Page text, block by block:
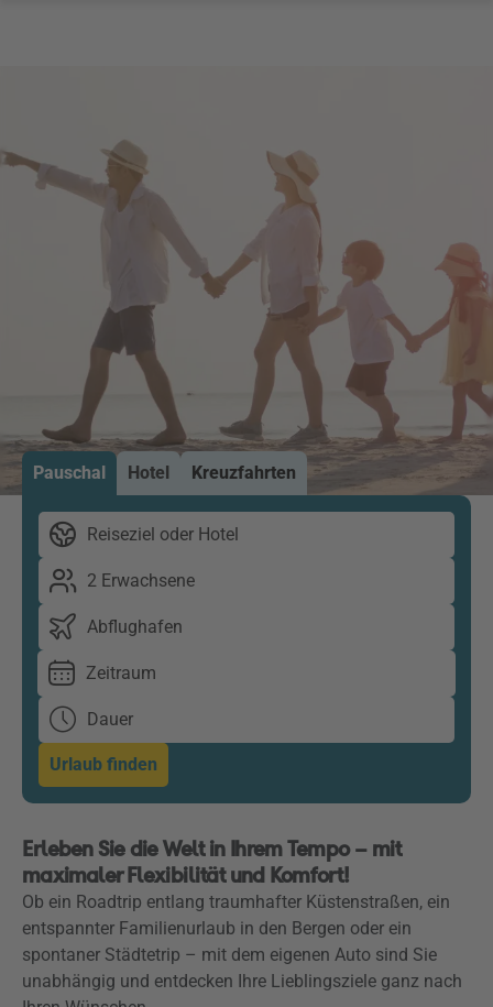
Pauschal Hotel Kreuzfahrten
Reiseziel oder Hotel
2 Erwachsene
Abflughafen
Zeitraum
Dauer
Urlaub finden
Erleben Sie die Welt in Ihrem Tempo – mit
maximaler Flexibilität und Komfort!
Ob ein Roadtrip entlang traumhafter Küstenstraßen, ein
entspannter Familienurlaub in den Bergen oder ein
spontaner Städtetrip – mit dem eigenen Auto sind Sie
unabhängig und entdecken Ihre Lieblingsziele ganz nach